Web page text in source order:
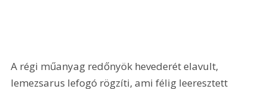
A régi műanyag redőnyök hevederét elavult,
lemezsarus lefogó rögzíti, ami félig leeresztett